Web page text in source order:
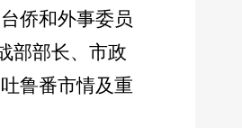
侨和外事委员
部部长、市政
鲁番市情及重